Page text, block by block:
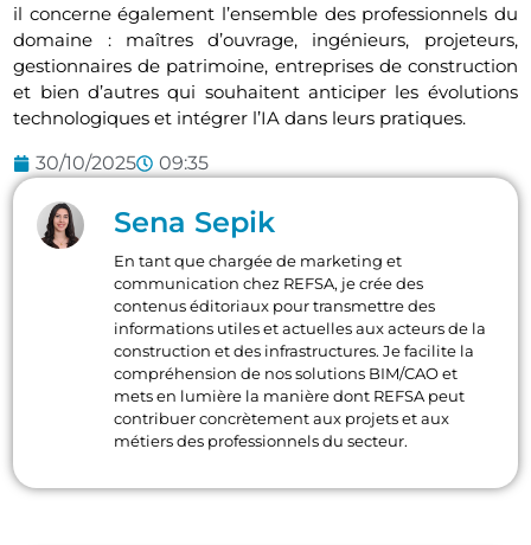
il concerne également l’ensemble des professionnels du
domaine : maîtres d’ouvrage, ingénieurs, projeteurs,
gestionnaires de patrimoine, entreprises de construction
et bien d’autres qui souhaitent anticiper les évolutions
technologiques et intégrer l’IA dans leurs pratiques.
30/10/2025 09:35
Sena Sepik
En tant que chargée de marketing et
communication chez REFSA, je crée des
contenus éditoriaux pour transmettre des
informations utiles et actuelles aux acteurs de la
construction et des infrastructures. Je facilite la
compréhension de nos solutions BIM/CAO et
mets en lumière la manière dont REFSA peut
contribuer concrètement aux projets et aux
métiers des professionnels du secteur.